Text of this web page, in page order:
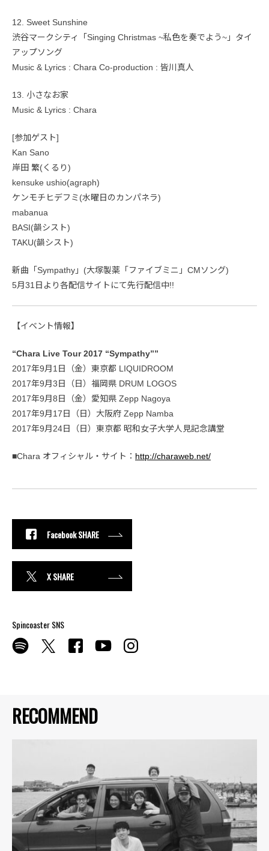
RECOMMEND
12. Sweet Sunshine
渋谷マークシティ「Singing Christmas ~私色を奏でよう~」タイ
アップソング
Music & Lyrics : Chara Co-production : 皆川真人
13. 小さなお家
Music & Lyrics : Chara
[参加ゲスト]
Kan Sano
岸田 繁(くるり)
kensuke ushio(agraph)
ケンモチヒデフミ(水曜日のカンパネラ)
mabanua
BASI(韻シスト)
TAKU(韻シスト)
新曲「Sympathy」(大塚製薬「ファイブミニ」CMソング)
5月31日より各配信サイトにて先行配信中!!
【イベント情報】
“Chara Live Tour 2017 “Sympathy””
2017年9月1日（金）東京都 LIQUIDROOM
2017年9月3日（日）福岡県 DRUM LOGOS
2017年9月8日（金）愛知県 Zepp Nagoya
2017年9月17日（日）大阪府 Zepp Namba
2017年9月24日（日）東京都 昭和女子大学人見記念講堂
■Chara オフィシャル・サイト： http://charaweb.net/
Facebook SHARE
X SHARE
Spincoaster SNS